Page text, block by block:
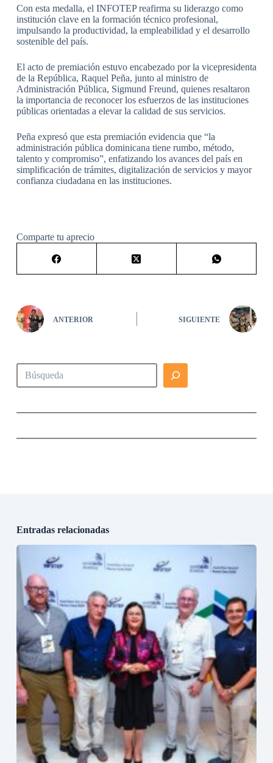
Con esta medalla, el INFOTEP reafirma su liderazgo como
institución clave en la formación técnico profesional,
impulsando la productividad, la empleabilidad y el desarrollo
sostenible del país.
El acto de premiación estuvo encabezado por la vicepresidenta
de la República, Raquel Peña, junto al ministro de
Administración Pública, Sigmund Freund, quienes resaltaron
la importancia de reconocer los esfuerzos de las instituciones
públicas orientadas a elevar la calidad de sus servicios.
Peña expresó que esta premiación evidencia que “la
administración pública dominicana tiene rumbo, método,
talento y compromiso”, enfatizando los avances del país en
simplificación de trámites, digitalización de servicios y mayor
confianza ciudadana en las instituciones.
Comparte tu aprecio
ANTERIOR SIGUIENTE
Buscar
Entradas relacionadas